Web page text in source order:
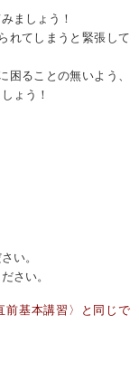
ましょう！
れてしまうと緊張して
ることの無いよう、
ょう！
い。
さい。
前基本講習〉と同じで